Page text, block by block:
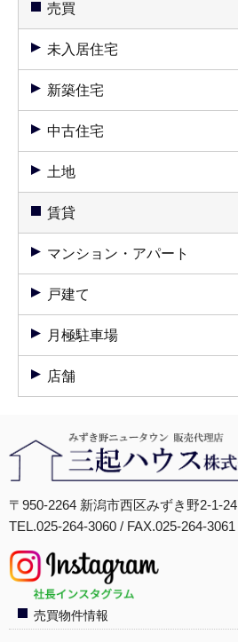
売買
未入居住宅
新築住宅
中古住宅
土地
賃貸
マンション・アパート
戸建て
月極駐車場
店舗
〒950-2264 新潟市西区みずき野2-1-24
TEL.025-264-3060 / FAX.025-264-3061
売買物件情報